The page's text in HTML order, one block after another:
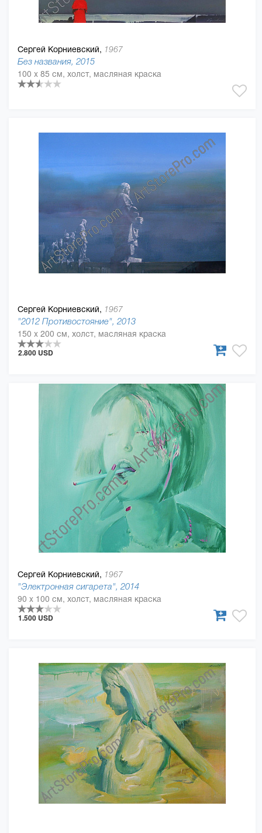
Сергей Корниевский, 1967
Без названия, 2015
100 x 85 см, холст, масляная краска
Сергей Корниевский, 1967
"2012 Противостояние", 2013
150 x 200 см, холст, масляная краска
2.800 USD
Сергей Корниевский, 1967
"Электронная сигарета", 2014
90 x 100 см, холст, масляная краска
1.500 USD